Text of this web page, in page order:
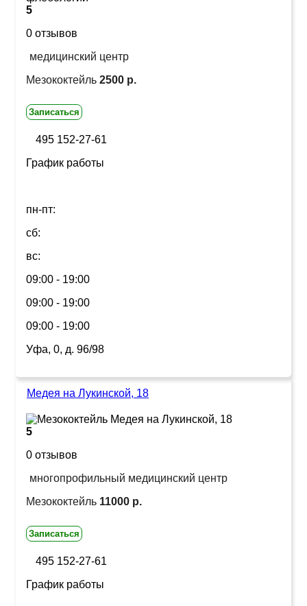
5
0 отзывов
медицинский центр
Мезококтейль 2500 р.
Записаться
495 152-27-61
График работы
пн-пт:
сб:
вс:
09:00 - 19:00
09:00 - 19:00
09:00 - 19:00
Уфа, 0, д. 96/98
Медея на Лукинской, 18
5
0 отзывов
многопрофильный медицинский центр
Мезококтейль 11000 р.
Записаться
495 152-27-61
График работы